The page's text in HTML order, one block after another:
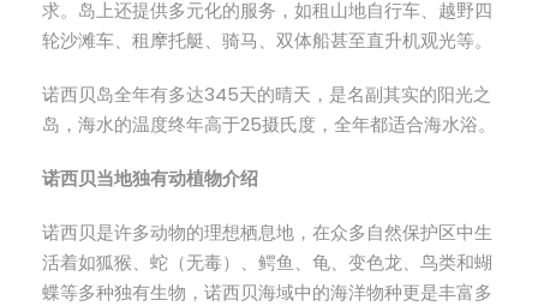
求。岛上还提供多元化的服务，如租山地自行车、越野四
轮沙滩车、租摩托艇、骑马、双体船甚至直升机观光等。
诺西贝岛全年有多达345天的晴天，是名副其实的阳光之
岛，海水的温度终年高于25摄氏度，全年都适合海水浴。
诺西贝当地独有动植物介绍
诺西贝是许多动物的理想栖息地，在众多自然保护区中生
活着如狐猴、蛇（无毒）、鳄鱼、龟、变色龙、鸟类和蝴
蝶等多种独有生物，诺西贝海域中的海洋物种更是丰富多